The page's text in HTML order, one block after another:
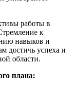
работы в
к
навыков и
достичь успеха и
области.
плана: